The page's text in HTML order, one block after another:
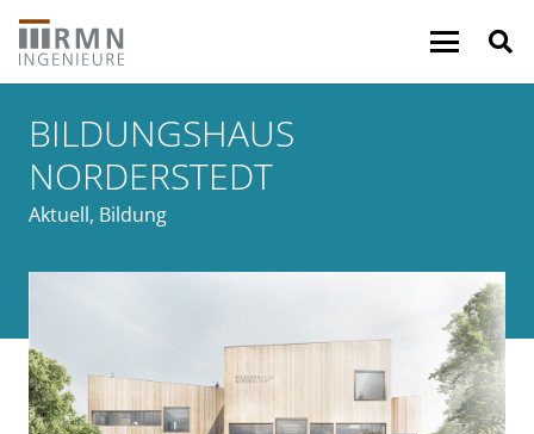
BILDUNGSHAUS
NORDERSTEDT
Aktuell, Bildung